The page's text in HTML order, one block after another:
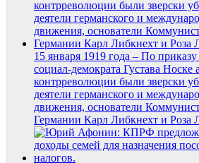
15 января 1919 года – По
социал-демократа Густава Носке
контрреволюции были зверски
деятели германского и
движения, основатели
Германии Карл Либкнехт и Роза